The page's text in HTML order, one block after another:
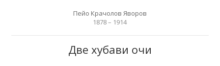
Пейо Крачолов Яворов
1878 – 1914
Две хубави очи